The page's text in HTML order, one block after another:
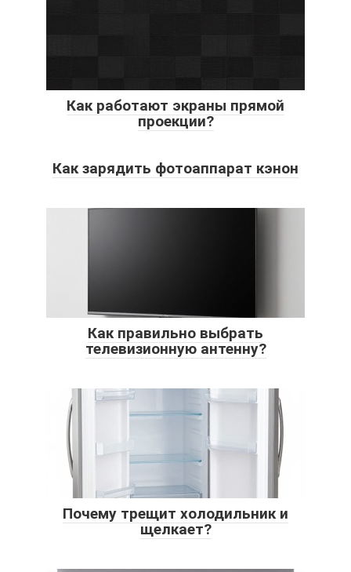
Как работают экраны прямой
проекции?
Как зарядить фотоаппарат кэнон
Как правильно выбрать
телевизионную антенну?
Почему трещит холодильник и
щелкает?